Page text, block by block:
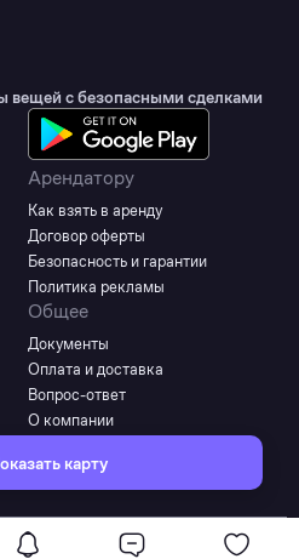
карту
вещей с безопасными сделками
Арендатору
Как взять в аренду
Договор оферты
Безопасность и гарантии
Политика рекламы
Общее
Документы
Оплата и доставка
Вопрос-ответ
О компании